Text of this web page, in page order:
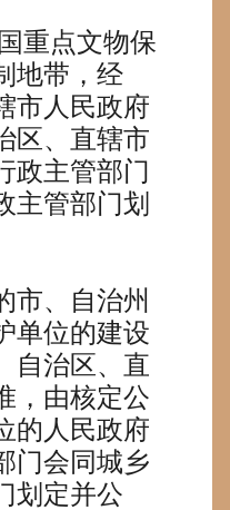
重点文物保
地带，经
市人民政府
区、直辖市
政主管部门
主管部门划
、自治州
单位的建设
自治区、直
，由核定公
的人民政府
门会同城乡
划定并公